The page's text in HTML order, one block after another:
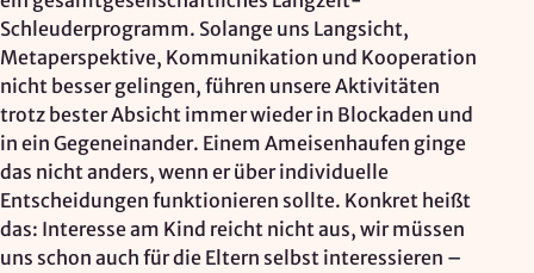
Schleuderprogramm. Solange uns Langsicht,
Metaperspektive, Kommunikation und Kooperation
nicht besser gelingen, führen unsere Aktivitäten
trotz bester Absicht immer wieder in Blockaden und
in ein Gegeneinander. Einem Ameisenhaufen ginge
das nicht anders, wenn er über individuelle
Entscheidungen funktionieren sollte. Konkret heißt
das: Interesse am Kind reicht nicht aus, wir müssen
uns schon auch für die Eltern selbst interessieren –